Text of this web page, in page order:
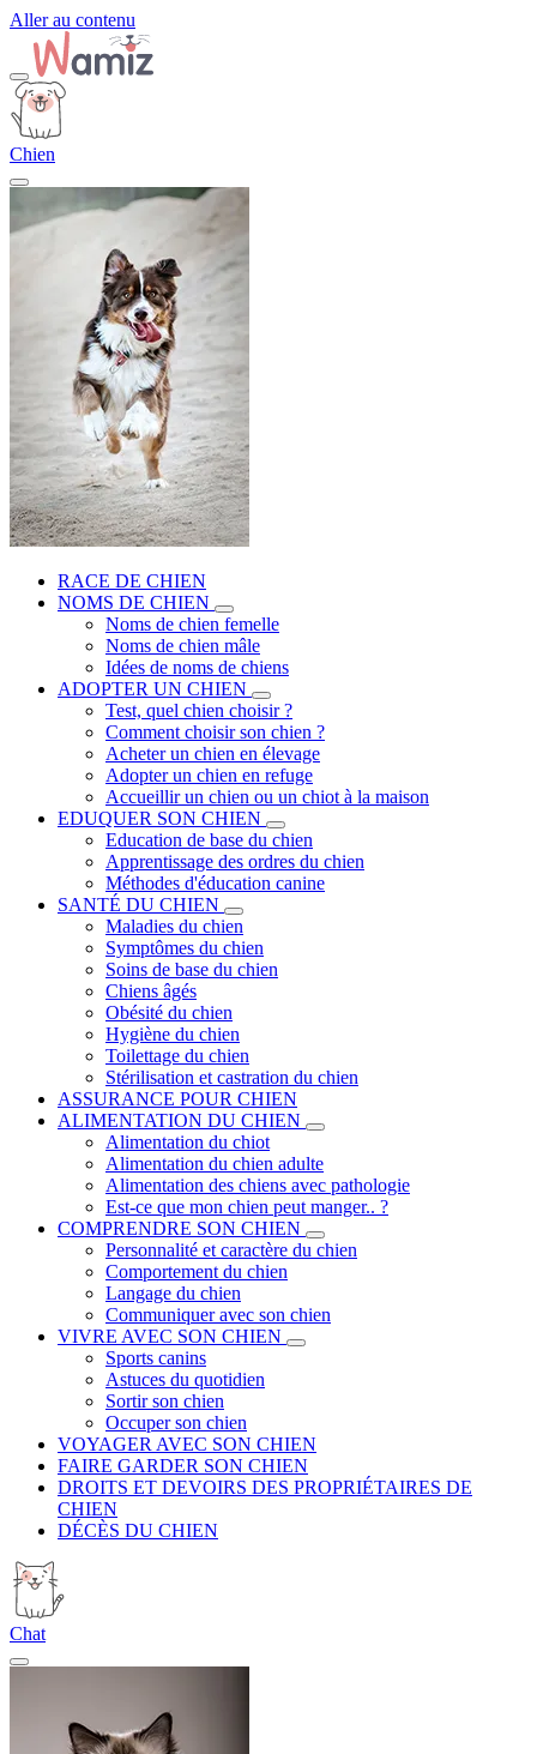
Aller au contenu
Chien
RACE DE CHIEN
NOMS DE CHIEN
Noms de chien femelle
Noms de chien mâle
Idées de noms de chiens
ADOPTER UN CHIEN
Test, quel chien choisir ?
Comment choisir son chien ?
Acheter un chien en élevage
Adopter un chien en refuge
Accueillir un chien ou un chiot à la maison
EDUQUER SON CHIEN
Education de base du chien
Apprentissage des ordres du chien
Méthodes d'éducation canine
SANTÉ DU CHIEN
Maladies du chien
Symptômes du chien
Soins de base du chien
Chiens âgés
Obésité du chien
Hygiène du chien
Toilettage du chien
Stérilisation et castration du chien
ASSURANCE POUR CHIEN
ALIMENTATION DU CHIEN
Alimentation du chiot
Alimentation du chien adulte
Alimentation des chiens avec pathologie
Est-ce que mon chien peut manger.. ?
COMPRENDRE SON CHIEN
Personnalité et caractère du chien
Comportement du chien
Langage du chien
Communiquer avec son chien
VIVRE AVEC SON CHIEN
Sports canins
Astuces du quotidien
Sortir son chien
Occuper son chien
VOYAGER AVEC SON CHIEN
FAIRE GARDER SON CHIEN
DROITS ET DEVOIRS DES PROPRIÉTAIRES DE
CHIEN
DÉCÈS DU CHIEN
Chat